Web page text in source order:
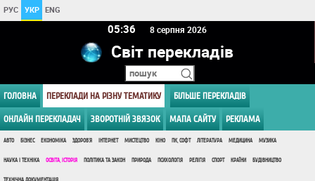
РУС УКР ENG
05 36 8 серпня 2026
Світ перекладів
ГОЛОВНА ПЕРЕКЛАДИ НА РІЗНУ ТЕМАТИКУ БІЛЬШЕ ПЕРЕКЛАДІВ
ОНЛАЙН ПЕРЕКЛАДАЧ ЗВОРОТНІЙ ЗВЯЗОК МАПА САЙТУ РЕКЛАМА
АВТО БІЗНЕС ЕКОНОМІКА ЗДОРОВ'Я ІНТЕРНЕТ МИСТЕЦТВО КІНО ПК, СОФТ ЛІТЕРАТУРА МЕДИЦИНА МУЗИКА
НАУКА І ТЕХНІКА ОСВІТА, ІСТОРІЯ ПОЛІТИКА ТА ЗАКОН ПРИРОДА ПСИХОЛОГІЯ РЕЛІГІЯ СПОРТ КРАЇНИ БУДІВНИЦТВО